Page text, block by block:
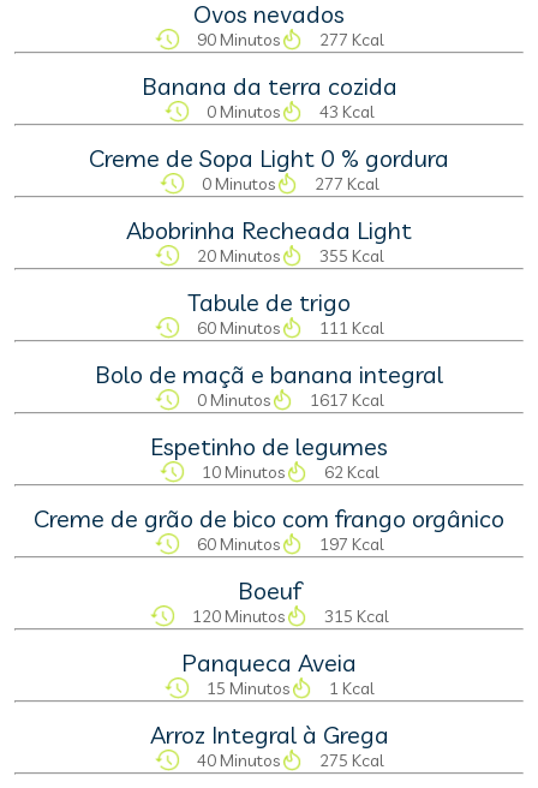
Ovos nevados
90 Minutos 277 Kcal
Banana da terra cozida
0 Minutos 43 Kcal
Creme de Sopa Light 0 % gordura
0 Minutos 277 Kcal
Abobrinha Recheada Light
20 Minutos 355 Kcal
Tabule de trigo
60 Minutos 111 Kcal
Bolo de maçã e banana integral
0 Minutos 1617 Kcal
Espetinho de legumes
10 Minutos 62 Kcal
Creme de grão de bico com frango orgânico
60 Minutos 197 Kcal
Boeuf
120 Minutos 315 Kcal
Panqueca Aveia
15 Minutos 1 Kcal
Arroz Integral à Grega
40 Minutos 275 Kcal